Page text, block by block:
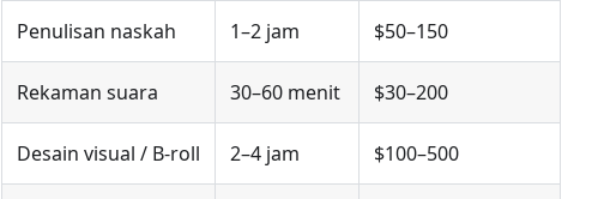
Penulisan naskah 1–2 jam $50–150
Rekaman suara 30–60 menit $30–200
Desain visual / B-roll 2–4 jam $100–500